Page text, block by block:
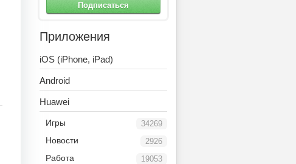
Подписаться
Приложения
iOS (iPhone, iPad)
Android
Huawei
34269
Игры
2926
Новости
19053
Работа